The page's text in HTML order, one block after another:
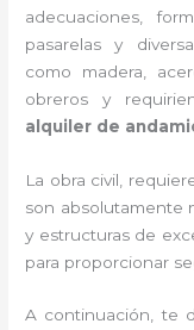
adecuaciones,
pasarelas y
como madera,
obreros y
alquiler de
La obra civil,
son absolutamente
y estructuras de
para proporcionar
A continuación, te